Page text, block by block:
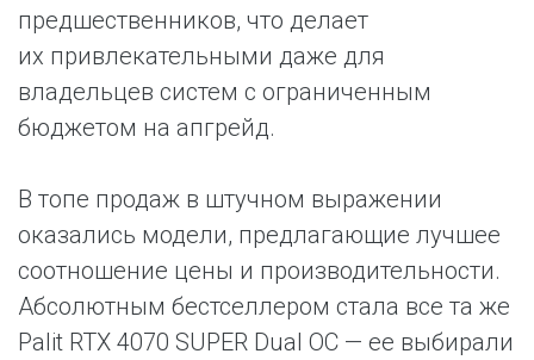
предшественников, что делает
их привлекательными даже для
владельцев систем с ограниченным
бюджетом на апгрейд.
В топе продаж в штучном выражении
оказались модели, предлагающие лучшее
соотношение цены и производительности.
Абсолютным бестселлером стала все та же
Palit RTX 4070 SUPER Dual OC — ее выбирали